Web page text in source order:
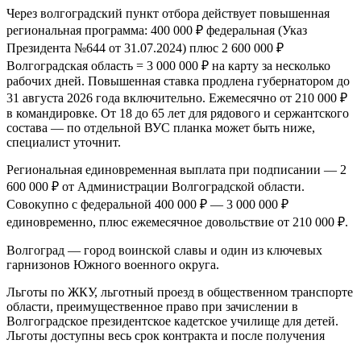
Через волгоградский пункт отбора действует повышенная
региональная программа: 400 000 ₽ федеральная (Указ
Президента №644 от 31.07.2024) плюс 2 600 000 ₽
Волгоградская область = 3 000 000 ₽ на карту за несколько
рабочих дней. Повышенная ставка продлена губернатором до
31 августа 2026 года включительно. Ежемесячно от 210 000 ₽
в командировке. От 18 до 65 лет для рядового и сержантского
состава — по отдельной ВУС планка может быть ниже,
специалист уточнит.
Региональная единовременная выплата при подписании — 2
600 000 ₽ от Администрации Волгоградской области.
Совокупно с федеральной 400 000 ₽ — 3 000 000 ₽
единовременно, плюс ежемесячное довольствие от 210 000 ₽.
Волгоград — город воинской славы и один из ключевых
гарнизонов Южного военного округа.
Льготы по ЖКУ, льготный проезд в общественном транспорте
области, преимущественное право при зачислении в
Волгоградское президентское кадетское училище для детей.
Льготы доступны весь срок контракта и после получения